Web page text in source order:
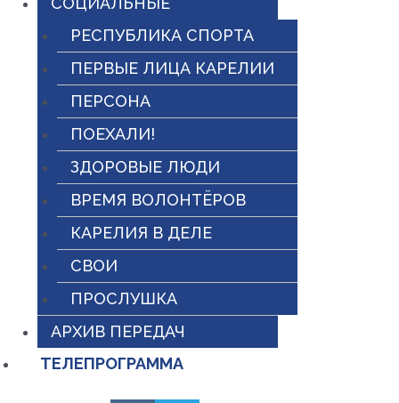
РЕСПУБЛИКА СПОРТА
ПЕРВЫЕ ЛИЦА КАРЕЛИИ
ПЕРСОНА
ПОЕХАЛИ!
ЗДОРОВЫЕ ЛЮДИ
ВРЕМЯ ВОЛОНТЁРОВ
КАРЕЛИЯ В ДЕЛЕ
СВОИ
ПРОСЛУШКА
АРХИВ ПЕРЕДАЧ
ТЕЛЕПРОГРАММА